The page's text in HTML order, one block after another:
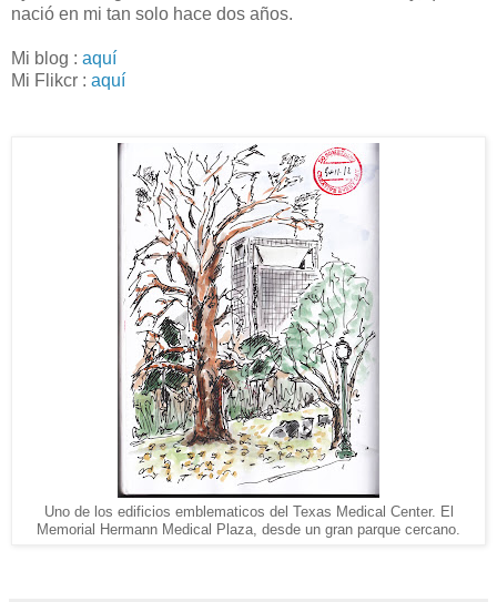
nació en mi tan solo hace dos años.
Mi blog : aquí
Mi Flikcr : aquí
Uno de los edificios emblematicos del Texas Medical Center. El
Memorial Hermann Medical Plaza, desde un gran parque cercano.